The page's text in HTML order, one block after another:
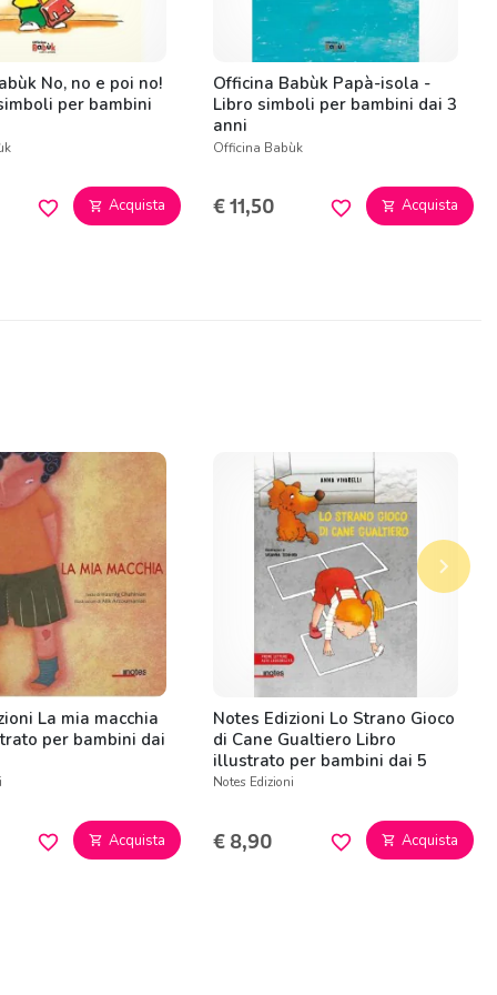
No, no e poi no!
per bambini
favorite_border shopping_cart Acquista
Officina Babùk Papà-isola -
Libro simboli per bambini dai 3
anni
Officina Babùk
€ 11,50 favorite_border shopping_cart Acquista
keyboard_arrow_right
La mia macchia
per bambini dai
favorite_border shopping_cart Acquista
Notes Edizioni Lo Strano Gioco
di Cane Gualtiero Libro
illustrato per bambini dai 5
anni
Notes Edizioni
€ 8,90 favorite_border shopping_cart Acquista